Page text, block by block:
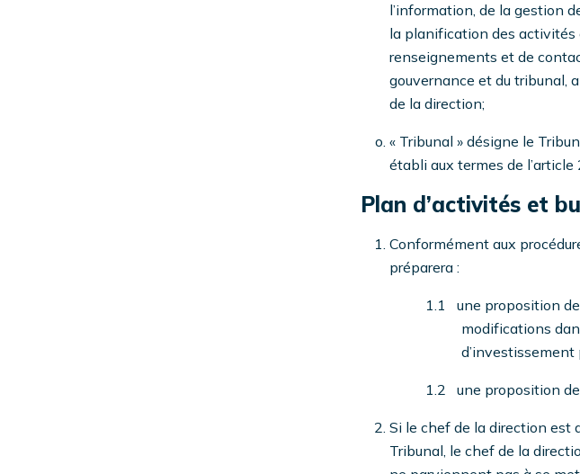
l’information, de la gestion
la planification des activités
renseignements et de
gouvernance et du tribunal,
de la direction;
« Tribunal » désigne le
établi aux termes de l’article
Plan d’activités et
Conformément aux
préparera :
1.1 une proposition de
modifications
d’investissement
1.2 une proposition
Si le chef de la direction est
Tribunal, le chef de la